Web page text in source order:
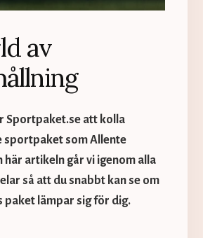
av
Sportpaket.se att kolla
sportpaket som Allente
här artikeln går vi igenom alla
så att du snabbt kan se om
paket lämpar sig för dig.